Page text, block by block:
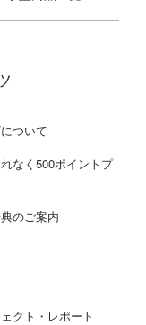
ついて
なく500ポイントプ
のご案内
クト・レポート